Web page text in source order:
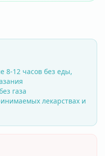
8-12 часов без еды,
газа
лекарствах и